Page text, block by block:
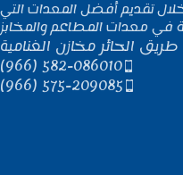
خلال تقديم أفضل المعدات التي
في معدات المطاعم والمخابز
الحائر مخازن الغنامية
(966) 582-086010
(966) 575-209085